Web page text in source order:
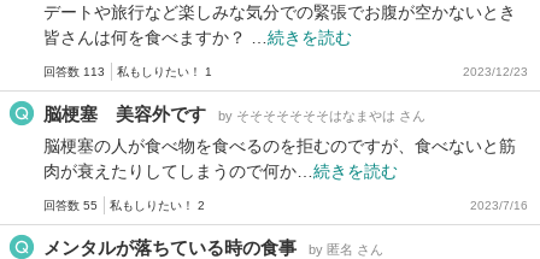
デートや旅行など楽しみな気分での緊張でお腹が空かないとき
皆さんは何を食べますか？ … 続きを読む
回答数 113 私もしりたい！ 1 2023/12/23
脳梗塞 美容外です by そそそそそそそはなまやは さん
脳梗塞の人が食べ物を食べるのを拒むのですが、食べないと筋
肉が衰えたりしてしまうので何か… 続きを読む
回答数 55 私もしりたい！ 2 2023/7/16
メンタルが落ちている時の食事 by 匿名 さん